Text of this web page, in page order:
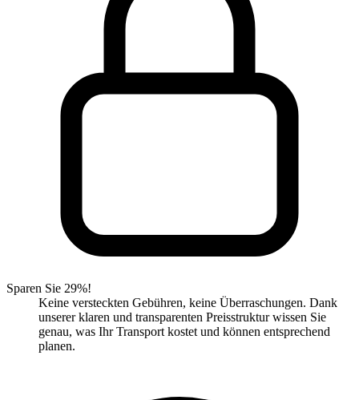
Sparen Sie 29%!
Keine versteckten Gebühren, keine Überraschungen. Dank
unserer klaren und transparenten Preisstruktur wissen Sie
genau, was Ihr Transport kostet und können entsprechend
planen.